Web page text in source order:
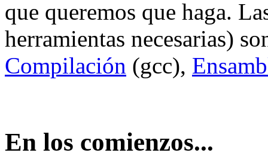
que queremos que haga.
herramientas necesarias)
Compilación (gcc),
En los comienzos...